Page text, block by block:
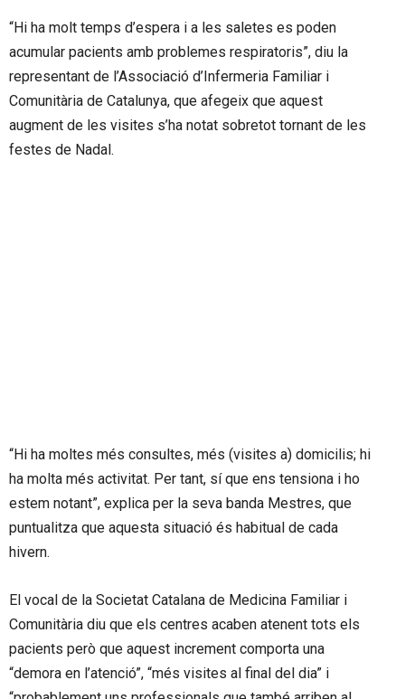
“Hi ha molt temps d’espera i a les saletes es poden
acumular pacients amb problemes respiratoris”, diu la
representant de l’Associació d’Infermeria Familiar i
Comunitària de Catalunya, que afegeix que aquest
augment de les visites s’ha notat sobretot tornant de les
festes de Nadal.
“Hi ha moltes més consultes, més (visites a) domicilis; hi
ha molta més activitat. Per tant, sí que ens tensiona i ho
estem notant”, explica per la seva banda Mestres, que
puntualitza que aquesta situació és habitual de cada
hivern.
El vocal de la Societat Catalana de Medicina Familiar i
Comunitària diu que els centres acaben atenent tots els
pacients però que aquest increment comporta una
“demora en l’atenció”, “més visites al final del dia” i